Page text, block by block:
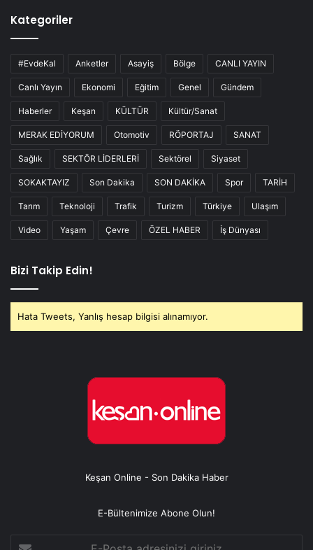
Kategoriler
#EvdeKal Anketler Asayiş Bölge CANLI YAYIN
Canlı Yayın Ekonomi Eğitim Genel Gündem
Haberler Keşan KÜLTÜR Kültür/Sanat
MERAK EDİYORUM Otomotiv RÖPORTAJ SANAT
Sağlık SEKTÖR LİDERLERİ Sektörel Siyaset
SOKAKTAYIZ Son Dakika SON DAKİKA Spor TARİH
Tarım Teknoloji Trafik Turizm Türkiye Ulaşım
Video Yaşam Çevre ÖZEL HABER İş Dünyası
Bizi Takip Edin!
Hata Tweets, Yanlış hesap bilgisi alınamıyor.
Keşan Online - Son Dakika Haber
E-Bültenimize Abone Olun!